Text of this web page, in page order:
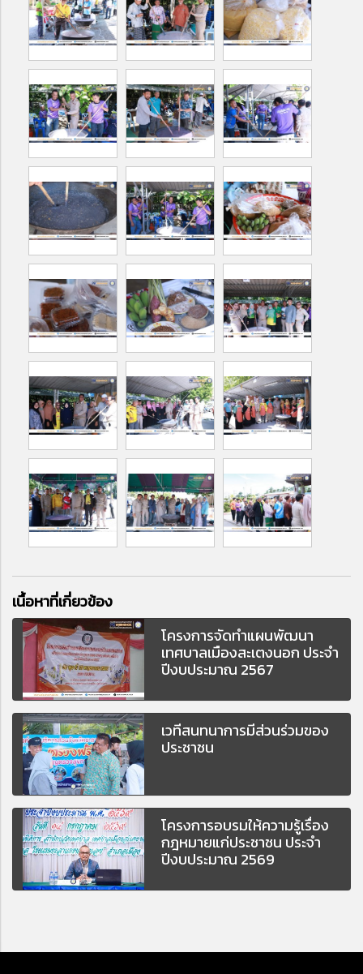
เนื้อหาที่เกี่ยวข้อง
โครงการจัดทำแผนพัฒนา
เทศบาลเมืองสะเตงนอก ประจำ
ปีงบประมาณ 2567
เวทีสนทนาการมีส่วนร่วมของ
ประชาชน
โครงการอบรมให้ความรู้เรื่อง
กฎหมายแก่ประชาชน ประจำ
ปีงบประมาณ 2569